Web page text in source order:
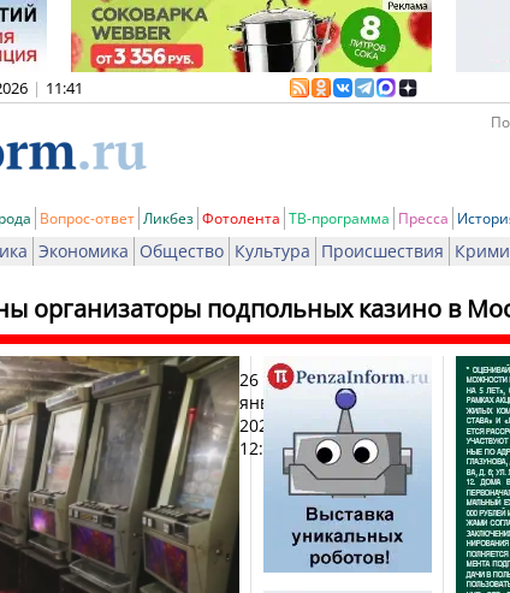
| 11:41
Вопрос-ответ Ликбез Фотолента ТВ-программа Пресса
Экономика Общество Культура Происшествия
организаторы подпольных казино в
26
января
2021,
12:55